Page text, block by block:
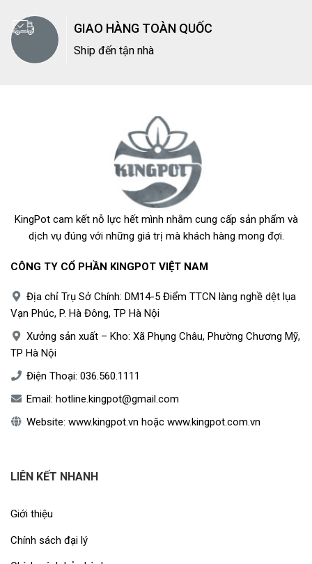
GIAO HÀNG TOÀN QUỐC
Ship đến tận nhà
KingPot cam kết nỗ lực hết mình nhằm cung cấp sản phẩm và
dịch vụ đúng với những giá trị mà khách hàng mong đợi.
CÔNG TY CỔ PHẦN KINGPOT VIỆT NAM
Địa chỉ Trụ Sở Chính: DM14-5 Điểm TTCN làng nghề dệt lụa
Vạn Phúc, P. Hà Đông, TP Hà Nội
Xưởng sản xuất – Kho: Xã Phụng Châu, Phường Chương Mỹ,
TP Hà Nội
Điện Thoại: 036.560.1111
Email: hotline.kingpot@gmail.com
Website: www.kingpot.vn hoặc www.kingpot.com.vn
LIÊN KẾT NHANH
Giới thiệu
Chính sách đại lý